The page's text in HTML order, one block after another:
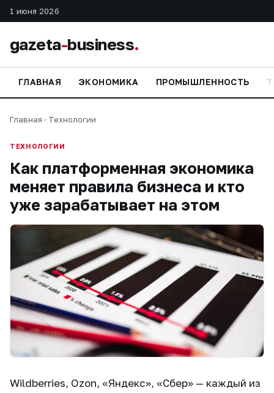
1 июня 2026
gazeta-business.
ГЛАВНАЯ ЭКОНОМИКА ПРОМЫШЛЕННОСТЬ
Главная · Технологии
ТЕХНОЛОГИИ
Как платформенная экономика
меняет правила бизнеса и кто
уже зарабатывает на этом
Wildberries, Ozon, «Яндекс», «Сбер» — каждый из